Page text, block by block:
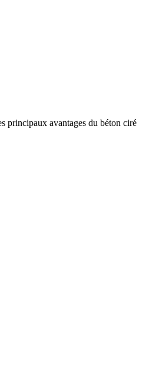
principaux avantages du béton ciré